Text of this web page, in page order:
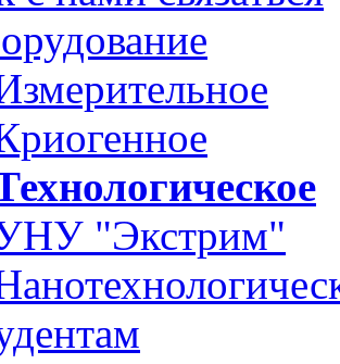
"Экстрим"